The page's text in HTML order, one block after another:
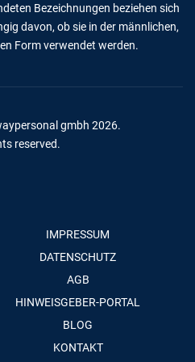
Bezeichnungen beziehen sich
davon, ob sie in der männlichen,
Form verwendet werden.
gmbh 2026.
reserved.
IMPRESSUM
DATENSCHUTZ
AGB
HINWEISGEBER-PORTAL
BLOG
KONTAKT